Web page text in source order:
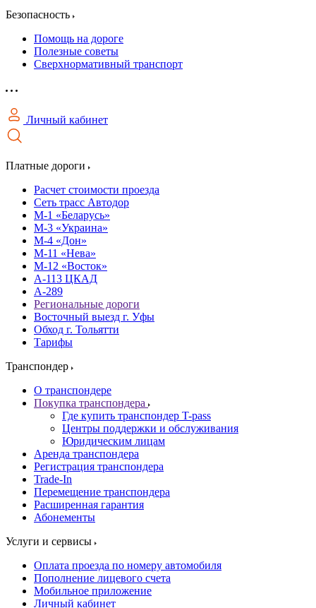
Безопасность
Помощь на дороге
Полезные советы
Сверхнормативный транспорт
Личный кабинет
Платные дороги
Расчет стоимости проезда
Сеть трасс Автодор
М-1 «Беларусь»
М-3 «Украина»
М-4 «Дон»
М-11 «Нева»
М-12 «Восток»
А-113 ЦКАД
А-289
Региональные дороги
Восточный выезд г. Уфы
Обход г. Тольятти
Тарифы
Транспондер
О транспондере
Покупка транспондера
Где купить транспондер T-pass
Центры поддержки и обслуживания
Юридическим лицам
Аренда транспондера
Регистрация транспондера
Trade-In
Перемещение транспондера
Расширенная гарантия
Абонементы
Услуги и сервисы
Оплата проезда по номеру автомобиля
Пополнение лицевого счета
Мобильное приложение
Личный кабинет